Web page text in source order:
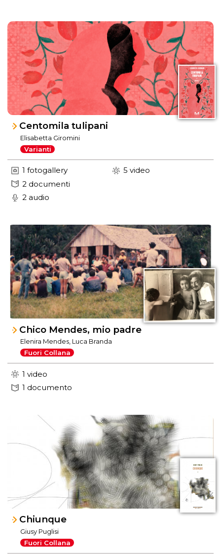
Centomila tulipani
Elisabetta Giromini
Varianti
1 fotogallery
2 documenti
2 audio
5 video
Chico Mendes, mio padre
Elenira Mendes, Luca Branda
Fuori Collana
1 video
1 documento
Chiunque
Giusy Puglisi
Fuori Collana